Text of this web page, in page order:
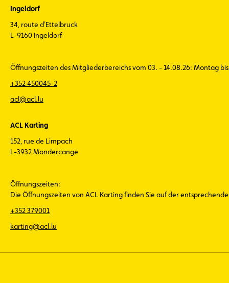
Ingeldorf
34, route d'Ettelbruck
L-9160 Ingeldorf
Öffnungszeiten des Mitgliederbereichs vom 03. - 14.08.26: Montag
+352 450045-2
acl@acl.lu
ACL Karting
152, rue de Limpach
L-3932 Mondercange
Öffnungszeiten:
Die Öffnungszeiten von ACL Karting finden Sie auf der
+352 379001
karting@acl.lu